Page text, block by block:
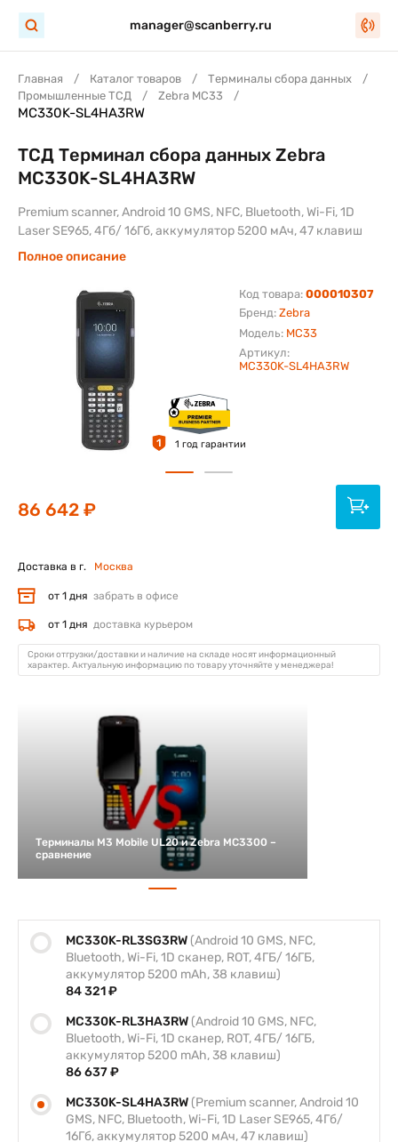
manager@scanberry.ru
Главная Каталог товаров
Терминалы сбора данных
Промышленные ТСД
Zebra MC33
MC330K-SL4HA3RW
Бренд: Zebra
Модель: MC33
Код товара: 000010307
Артикул:
MC330K-SL4HA3RW
ТСД Терминал сбора данных Zebra
MC330K-SL4HA3RW
Premium scanner, Android 10 GMS, NFC, Bluetooth, Wi-Fi, 1D
Laser SE965, 4Гб/ 16Гб, аккумулятор 5200 мАч, 47 клавиш
Полное описание
1 1 год гарантии
MC330K-RL3SG3RW (Android 10 GMS, NFC,
Bluetooth, Wi-Fi, 1D сканер, ROT, 4ГБ/ 16ГБ,
аккумулятор 5200 mAh, 38 клавиш)
84 321 ₽
MC330K-RL3HA3RW (Android 10 GMS, NFC,
Bluetooth, Wi-Fi, 1D сканер, ROT, 4ГБ/ 16ГБ,
аккумулятор 5200 mAh, 38 клавиш)
86 637 ₽
MC330K-SL4HA3RW (Premium scanner, Android 10
GMS, NFC, Bluetooth, Wi-Fi, 1D Laser SE965, 4Гб/
16Гб, аккумулятор 5200 мАч, 47 клавиш)
86 642 ₽
Доставка в г. Москва
от 1 дня забрать в офисе
от 1 дня доставка курьером
Сроки отгрузки/доставки и наличие на складе носят информационный
характер. Актуальную информацию по товару уточняйте у менеджера!
Терминалы M3 Mobile UL20 и Zebra MC3300 –
сравнение